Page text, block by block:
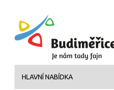
HLAVNÍ NABÍDKA